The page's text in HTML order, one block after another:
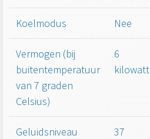
Koelmodus Nee
Vermogen (bij
buitentemperatuur
van 7 graden
Celsius)
6
kilowatt
Geluidsniveau
37